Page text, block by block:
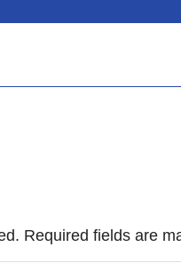
Required fields are